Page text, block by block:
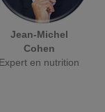
Jean-Michel
Cohen
Expert en nutrition